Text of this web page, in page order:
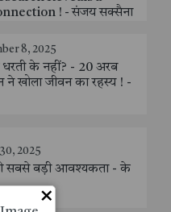
! - संजय सक्सैना
8, 2025
के नहीं? - 20 अरब
ने खोला जीवन का रहस्य ! -
2025
सबसे बड़ी आवश्यकता - के
×